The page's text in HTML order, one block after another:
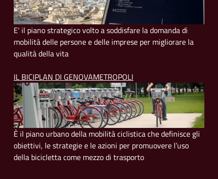
E' il piano strategico volto a soddisfare la domanda di
mobilità delle persone e delle imprese per migliorare la
qualità della vita
IL BICIPLAN DI GENOVAMETROPOLI
È il piano urbano della mobilità ciclistica che definisce gli
obiettivi, le strategie e le azioni per promuovere l’uso
della bicicletta come mezzo di trasporto